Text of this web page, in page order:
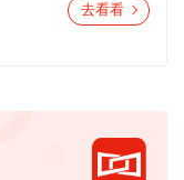
去看看